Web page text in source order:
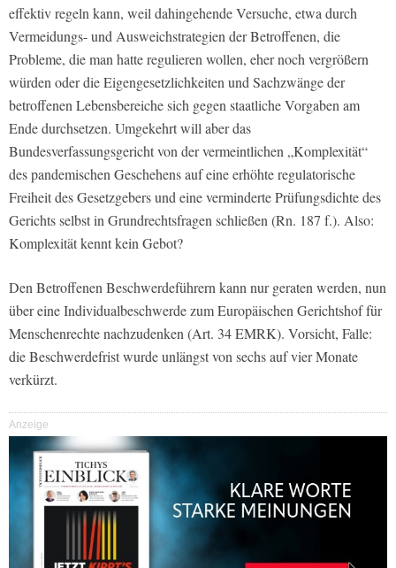
effektiv regeln kann, weil dahingehende Versuche, etwa durch
Vermeidungs- und Ausweichstrategien der Betroffenen, die
Probleme, die man hatte regulieren wollen, eher noch vergrößern
würden oder die Eigengesetzlichkeiten und Sachzwänge der
betroffenen Lebensbereiche sich gegen staatliche Vorgaben am
Ende durchsetzen. Umgekehrt will aber das
Bundesverfassungsgericht von der vermeintlichen „Komplexität“
des pandemischen Geschehens auf eine erhöhte regulatorische
Freiheit des Gesetzgebers und eine verminderte Prüfungsdichte des
Gerichts selbst in Grundrechtsfragen schließen (Rn. 187 f.). Also:
Komplexität kennt kein Gebot?
Den Betroffenen Beschwerdeführern kann nur geraten werden, nun
über eine Individualbeschwerde zum Europäischen Gerichtshof für
Menschenrechte nachzudenken (Art. 34 EMRK). Vorsicht, Falle:
die Beschwerdefrist wurde unlängst von sechs auf vier Monate
verkürzt.
Anzeige